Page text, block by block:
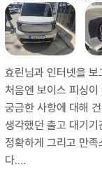
달반만에 빠르게 출고
보조금이라던지, 출고
다 해결해주셨습니다.
특히 탁송건은 정말
~"이라는 고객의 편에
딜러님을 적극 추천해
종료가 되어도 저는
니다.
효린님과 인터넷을
처음엔 보이스 피싱
궁금한 사항에 대해
생각했던 출고 대기
정확하게 그리고 만족
다.
다음에도 차살때를